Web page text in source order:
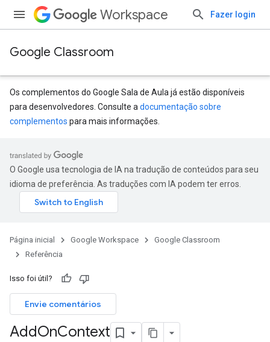
Workspace Fazer login
Google Classroom
Os complementos do Google Sala de Aula já estão disponíveis
para desenvolvedores. Consulte a documentação sobre
complementos para mais informações.
O Google usa tecnologia de IA na tradução de conteúdos para seu
idioma de preferência. As traduções com IA podem ter erros.
Página inicial Google Workspace
Google Classroom
Referência
Isso foi útil?
Envie comentários
AddOnContext